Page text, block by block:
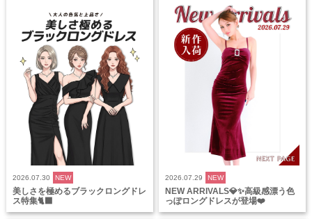
2026.07.30 NEW
美しさを極めるブラックロングドレ
ス特集🐈‍⬛
2026.07.29 NEW
NEW ARRIVALS💎✨高級感漂う色
っぽロングドレスが登場❤️